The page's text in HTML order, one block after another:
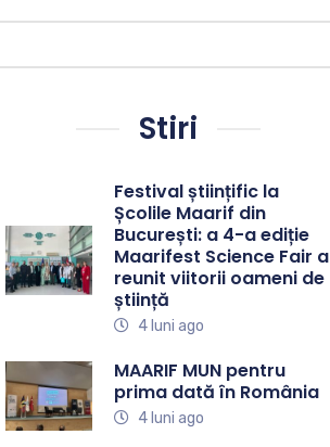
Stiri
Festival științific la
Școlile Maarif din
București: a 4-a ediție
Maarifest Science Fair a
reunit viitorii oameni de
știință
4 luni ago
MAARIF MUN pentru
prima dată în România
4 luni ago